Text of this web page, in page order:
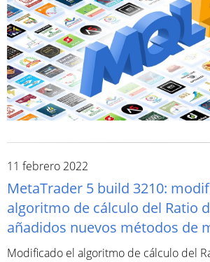
11 febrero 2022
MetaTrader 5 build 3210:
algoritmo de cálculo del Ratio
añadidos nuevos métodos de
Modificado el algoritmo de cálculo del